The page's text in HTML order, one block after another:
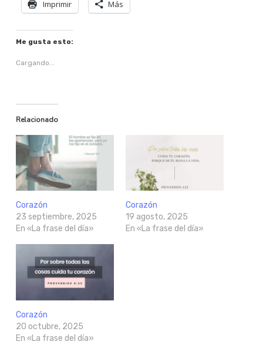
Imprimir Más
Me gusta esto:
Cargando...
Relacionado
Corazón
23 septiembre, 2025
En «La frase del día»
Corazón
19 agosto, 2025
En «La frase del día»
Corazón
20 octubre, 2025
En «La frase del día»